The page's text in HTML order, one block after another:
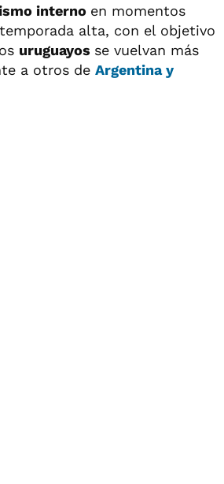
interno en momentos
alta, con el objetivo
uruguayos se vuelvan más
a otros de Argentina y